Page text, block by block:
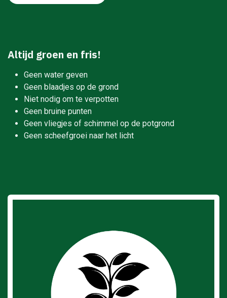
Altijd groen en fris!
Geen water geven
Geen blaadjes op de grond
Niet nodig om te verpotten
Geen bruine punten
Geen vliegjes of schimmel op de potgrond
Geen scheefgroei naar het licht